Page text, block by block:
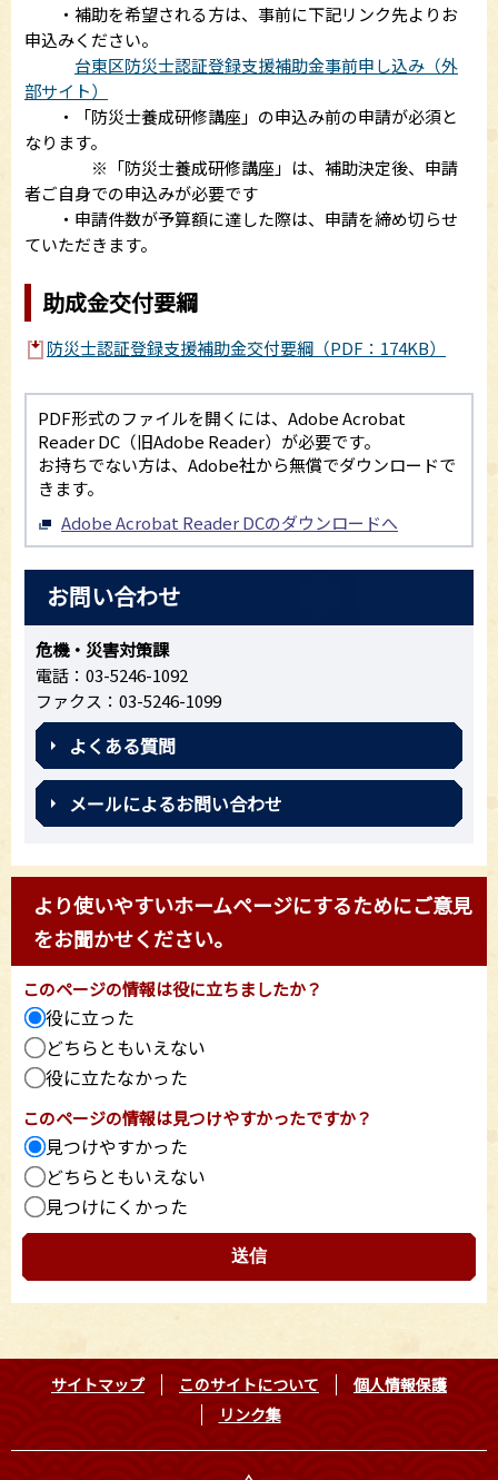
・補助を希望される方は、事前に下記リンク先よりお
申込みください。
台東区防災士認証登録支援補助金事前申し込み（外
部サイト）
・「防災士養成研修講座」の申込み前の申請が必須と
なります。
※「防災士養成研修講座」は、補助決定後、申請
者ご自身での申込みが必要です
・申請件数が予算額に達した際は、申請を締め切らせ
ていただきます。
助成金交付要綱
防災士認証登録支援補助金交付要綱（PDF：174KB）
PDF形式のファイルを開くには、Adobe Acrobat
Reader DC（旧Adobe Reader）が必要です。
お持ちでない方は、Adobe社から無償でダウンロードで
きます。
Adobe Acrobat Reader DCのダウンロードへ
お問い合わせ
危機・災害対策課
電話：03-5246-1092
ファクス：03-5246-1099
よくある質問
メールによるお問い合わせ
より使いやすいホームページにするためにご意見
をお聞かせください。
このページの情報は役に立ちましたか？
役に立った
どちらともいえない
役に立たなかった
このページの情報は見つけやすかったですか？
見つけやすかった
どちらともいえない
見つけにくかった
サイトマップ このサイトについて
個人情報保護
リンク集